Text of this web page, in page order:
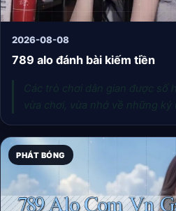
2026-08-08
789 alo đánh bài kiếm tiền
Các trò chơi dân gian được số
vừa chơi, vừa nhớ về những ký
PHÁT BÓNG